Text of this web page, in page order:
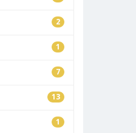
2
1
7
13
1